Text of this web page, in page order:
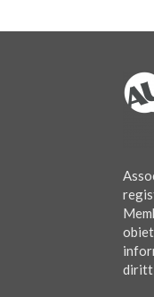
diritti